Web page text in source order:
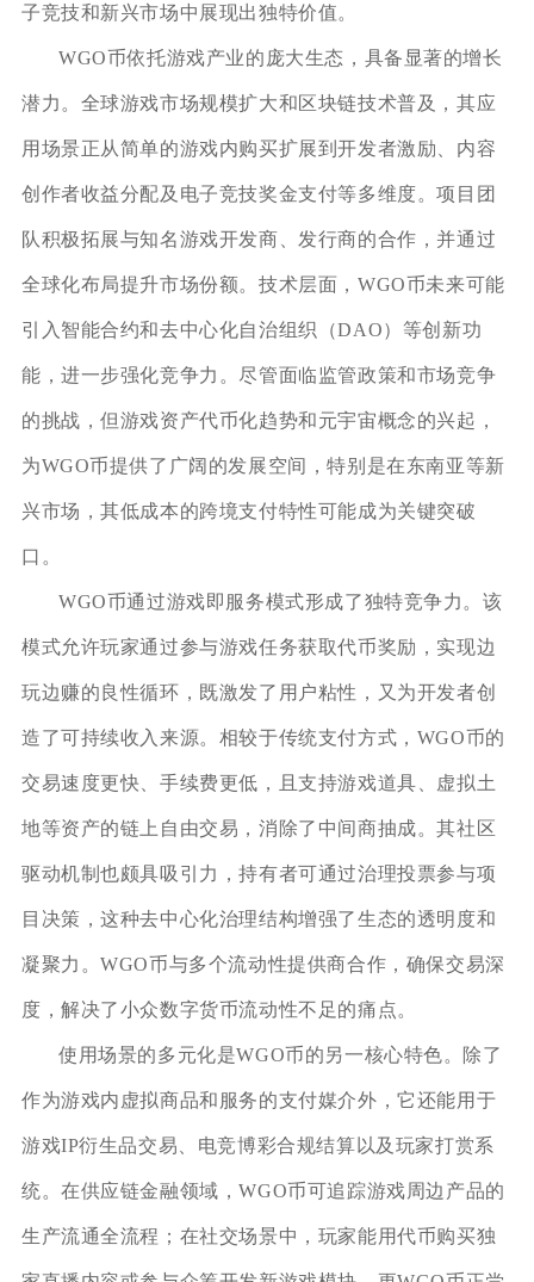
子竞技和新兴市场中展现出独特价值。
WGO币依托游戏产业的庞大生态，具备显著的增长
潜力。全球游戏市场规模扩大和区块链技术普及，其应
用场景正从简单的游戏内购买扩展到开发者激励、内容
创作者收益分配及电子竞技奖金支付等多维度。项目团
队积极拓展与知名游戏开发商、发行商的合作，并通过
全球化布局提升市场份额。技术层面，WGO币未来可能
引入智能合约和去中心化自治组织（DAO）等创新功
能，进一步强化竞争力。尽管面临监管政策和市场竞争
的挑战，但游戏资产代币化趋势和元宇宙概念的兴起，
为WGO币提供了广阔的发展空间，特别是在东南亚等新
兴市场，其低成本的跨境支付特性可能成为关键突破
口。
WGO币通过游戏即服务模式形成了独特竞争力。该
模式允许玩家通过参与游戏任务获取代币奖励，实现边
玩边赚的良性循环，既激发了用户粘性，又为开发者创
造了可持续收入来源。相较于传统支付方式，WGO币的
交易速度更快、手续费更低，且支持游戏道具、虚拟土
地等资产的链上自由交易，消除了中间商抽成。其社区
驱动机制也颇具吸引力，持有者可通过治理投票参与项
目决策，这种去中心化治理结构增强了生态的透明度和
凝聚力。WGO币与多个流动性提供商合作，确保交易深
度，解决了小众数字货币流动性不足的痛点。
使用场景的多元化是WGO币的另一核心特色。除了
作为游戏内虚拟商品和服务的支付媒介外，它还能用于
游戏IP衍生品交易、电竞博彩合规结算以及玩家打赏系
统。在供应链金融领域，WGO币可追踪游戏周边产品的
生产流通全流程；在社交场景中，玩家能用代币购买独